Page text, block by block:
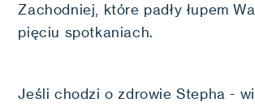
Zachodniej, które padły łupem
pięciu spotkaniach.
Jeśli chodzi o zdrowie Stepha -